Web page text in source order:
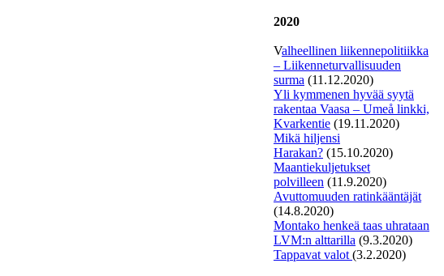
2020
Valheellinen liikennepolitiikka
– Liikenneturvallisuuden
surma (11.12.2020)
Yli kymmenen hyvää syytä
rakentaa Vaasa – Umeå linkki,
Kvarkentie (19.11.2020)
Mikä hiljensi
Harakan? (15.10.2020)
Maantiekuljetukset
polvilleen (11.9.2020)
Avuttomuuden ratinkääntäjät
(14.8.2020)
Montako henkeä taas uhrataan
LVM:n alttarilla (9.3.2020)
Tappavat valot (3.2.2020)